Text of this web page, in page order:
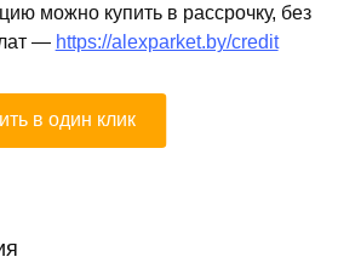
можно купить в рассрочку, без
— https://alexparket.by/credit
в один клик